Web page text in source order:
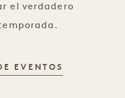
el verdadero
EVENTOS